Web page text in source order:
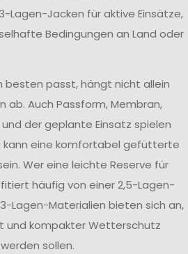
Lagen-Jacken für aktive Einsätze,
Bedingungen an Land oder
besten passt, hängt nicht allein
ab. Auch Passform, Membran,
der geplante Einsatz spielen
kann eine komfortabel gefütterte
Wer eine leichte Reserve für
häufig von einer 2,5-Lagen-
Lagen-Materialien bieten sich an,
und kompakter Wetterschutz
sollen.